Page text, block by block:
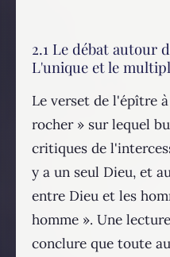
2.1 Le débat autour
L'unique et le
Le verset de l'épître
rocher » sur lequel
critiques de
y a un seul Dieu, et
entre Dieu et les
homme ». Une
conclure que toute